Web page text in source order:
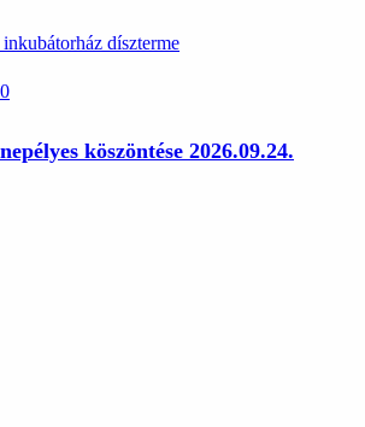
díszterme
köszöntése 2026.09.24.